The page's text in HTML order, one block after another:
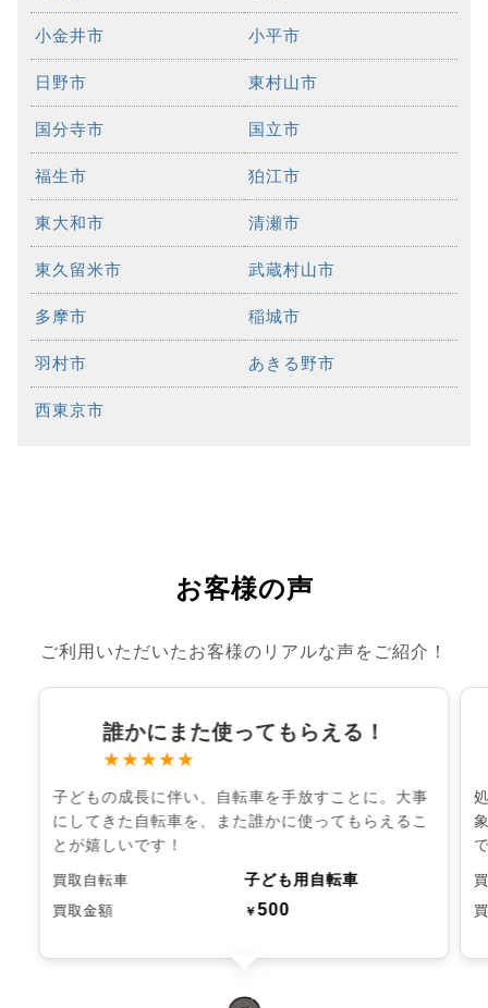
小金井市 小平市
日野市 東村山市
国分寺市 国立市
福生市 狛江市
東大和市 清瀬市
東久留米市 武蔵村山市
多摩市 稲城市
羽村市 あきる野市
西東京市
お客様の声
ご利用いただいたお客様のリアルな声をご紹介！
誰かにまた使ってもらえる！
★★★★★
子どもの成長に伴い、自転車を手放すことに。大事
にしてきた自転車を、また誰かに使ってもらえるこ
とが嬉しいです！
買取自転車 子ども用自転車
買取金額 ￥500